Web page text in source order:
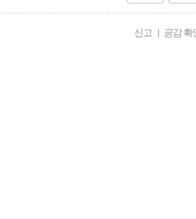
신고 | 공감 확